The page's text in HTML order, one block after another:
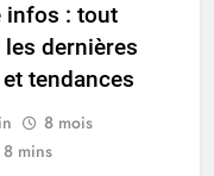
Myriam Seurat en
infos : tout
dernières
tendances
8 mois
8 mins